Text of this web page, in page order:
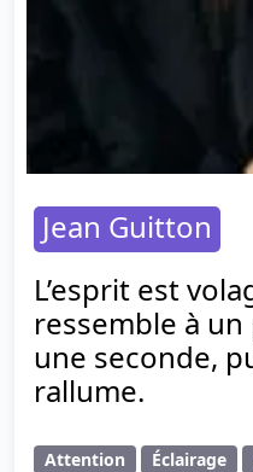
Jean Guitton
L’esprit est
ressemble à
une seconde,
rallume.
Attention Éclairage